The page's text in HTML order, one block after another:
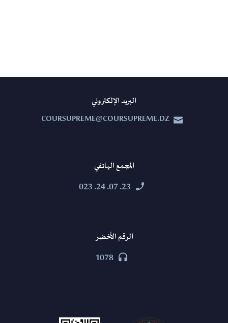
البريد الإلكتروني


COURSUPREME@COURSUPREME.DZ
المجمع الهاتفي


23. 07. 24. 023
الرقم الأخضر


1078